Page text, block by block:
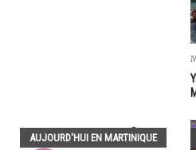
AUJOURD'HUI EN MARTINIQUE